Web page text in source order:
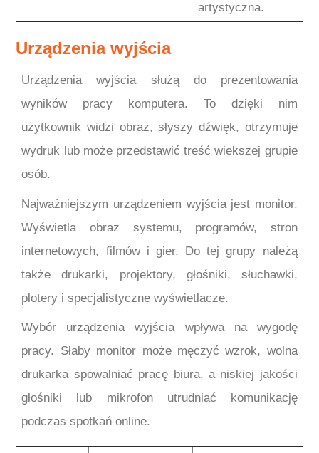
artystyczna.
Urządzenia wyjścia
Urządzenia wyjścia służą do prezentowania
wyników pracy komputera. To dzięki nim
użytkownik widzi obraz, słyszy dźwięk, otrzymuje
wydruk lub może przedstawić treść większej grupie
osób.
Najważniejszym urządzeniem wyjścia jest monitor.
Wyświetla obraz systemu, programów, stron
internetowych, filmów i gier. Do tej grupy należą
także drukarki, projektory, głośniki, słuchawki,
plotery i specjalistyczne wyświetlacze.
Wybór urządzenia wyjścia wpływa na wygodę
pracy. Słaby monitor może męczyć wzrok, wolna
drukarka spowalniać pracę biura, a niskiej jakości
głośniki lub mikrofon utrudniać komunikację
podczas spotkań online.